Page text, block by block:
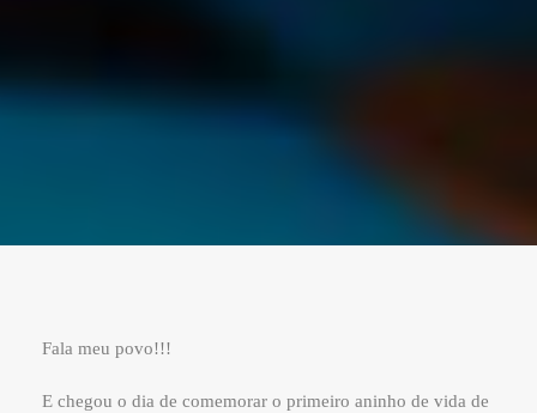
Fala meu povo!!!
E chegou o dia de comemorar o primeiro aninho de vida de